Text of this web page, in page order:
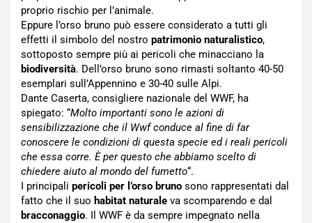
proprio rischio per l’animale.
Eppure l’orso bruno può essere considerato a tutti gli
effetti il simbolo del nostro patrimonio naturalistico,
sottoposto sempre più ai pericoli che minacciano la
biodiversità. Dell’orso bruno sono rimasti soltanto 40-50
esemplari sull’Appennino e 30-40 sulle Alpi.
Dante Caserta, consigliere nazionale del WWF, ha
spiegato: “Molto importanti sono le azioni di
sensibilizzazione che il Wwf conduce al fine di far
conoscere le condizioni di questa specie ed i reali pericoli
che essa corre. È per questo che abbiamo scelto di
chiedere aiuto al mondo del fumetto“.
I principali pericoli per l’orso bruno sono rappresentati dal
fatto che il suo habitat naturale va scomparendo e dal
bracconaggio. Il WWF è da sempre impegnato nella